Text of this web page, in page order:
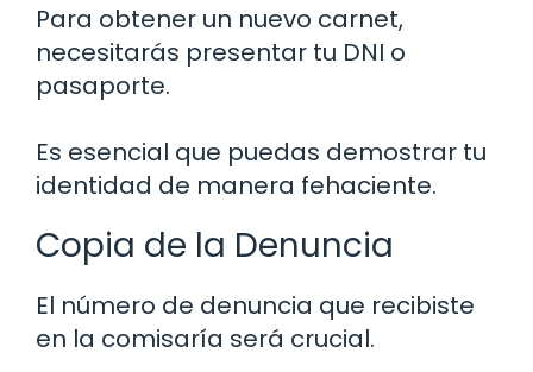
Para obtener un nuevo carnet,
necesitarás presentar tu DNI o
pasaporte.
Es esencial que puedas demostrar tu
identidad de manera fehaciente.
Copia de la Denuncia
El número de denuncia que recibiste
en la comisaría será crucial.